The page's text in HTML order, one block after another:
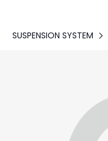
SUSPENSION SYSTEM